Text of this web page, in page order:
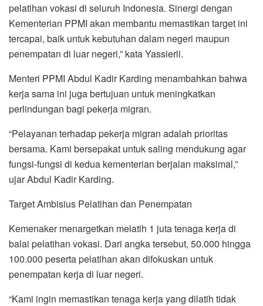
pelatihan vokasi di seluruh Indonesia. Sinergi dengan
Kementerian PPMI akan membantu memastikan target ini
tercapai, baik untuk kebutuhan dalam negeri maupun
penempatan di luar negeri,” kata Yassierli.
Menteri PPMI Abdul Kadir Karding menambahkan bahwa
kerja sama ini juga bertujuan untuk meningkatkan
perlindungan bagi pekerja migran.
“Pelayanan terhadap pekerja migran adalah prioritas
bersama. Kami bersepakat untuk saling mendukung agar
fungsi-fungsi di kedua kementerian berjalan maksimal,”
ujar Abdul Kadir Karding.
Target Ambisius Pelatihan dan Penempatan
Kemenaker menargetkan melatih 1 juta tenaga kerja di
balai pelatihan vokasi. Dari angka tersebut, 50.000 hingga
100.000 peserta pelatihan akan difokuskan untuk
penempatan kerja di luar negeri.
“Kami ingin memastikan tenaga kerja yang dilatih tidak